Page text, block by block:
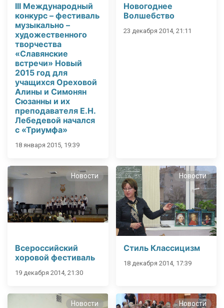
III Международный
конкурс – фестиваль
музыкально –
художественного
творчества
«Славянские
встречи» Новый
2015 год для
учащихся Ореховой
Алины и Симонян
Сюзанны и их
преподавателя Е.Н.
Лебедевой начался
с «Триумфа»
18 января 2015, 19:39
Новогоднее
Волшебство
23 декабря 2014, 21:11
Новости
Всероссийский
хоровой фестиваль
19 декабря 2014, 21:30
Новости
Стиль Классицизм
18 декабря 2014, 17:39
Новости Новости